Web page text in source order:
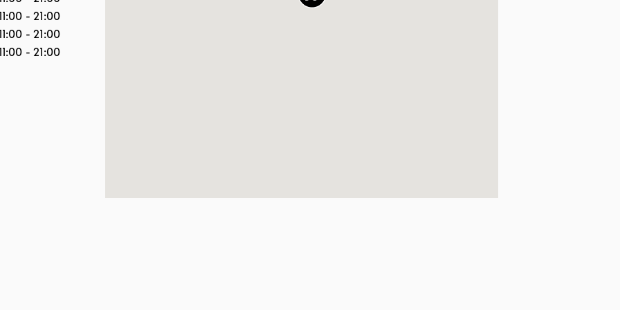
-21:00
-21:00
-21:00